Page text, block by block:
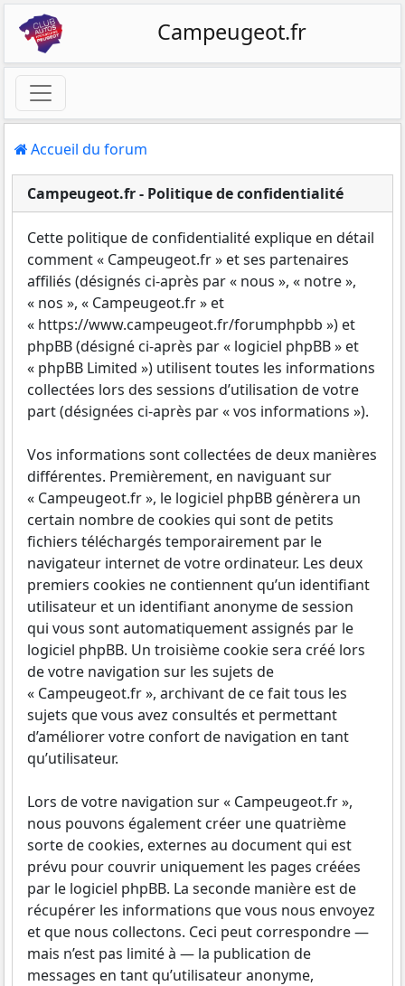
Campeugeot.fr
Accueil du forum
Campeugeot.fr - Politique de confidentialité
Cette politique de confidentialité explique en détail
comment « Campeugeot.fr » et ses partenaires
affiliés (désignés ci-après par « nous », « notre »,
« nos », « Campeugeot.fr » et
« https://www.campeugeot.fr/forumphpbb ») et
phpBB (désigné ci-après par « logiciel phpBB » et
« phpBB Limited ») utilisent toutes les informations
collectées lors des sessions d’utilisation de votre
part (désignées ci-après par « vos informations »).
Vos informations sont collectées de deux manières
différentes. Premièrement, en naviguant sur
« Campeugeot.fr », le logiciel phpBB génèrera un
certain nombre de cookies qui sont de petits
fichiers téléchargés temporairement par le
navigateur internet de votre ordinateur. Les deux
premiers cookies ne contiennent qu’un identifiant
utilisateur et un identifiant anonyme de session
qui vous sont automatiquement assignés par le
logiciel phpBB. Un troisième cookie sera créé lors
de votre navigation sur les sujets de
« Campeugeot.fr », archivant de ce fait tous les
sujets que vous avez consultés et permettant
d’améliorer votre confort de navigation en tant
qu’utilisateur.
Lors de votre navigation sur « Campeugeot.fr »,
nous pouvons également créer une quatrième
sorte de cookies, externes au document qui est
prévu pour couvrir uniquement les pages créées
par le logiciel phpBB. La seconde manière est de
récupérer les informations que vous nous envoyez
et que nous collectons. Ceci peut correspondre —
mais n’est pas limité à — la publication de
messages en tant qu’utilisateur anonyme,